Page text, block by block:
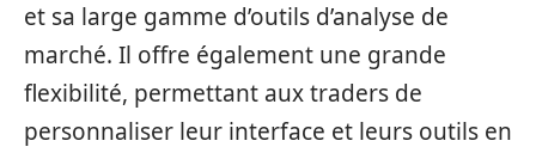
et sa large gamme d’outils d’analyse de
marché. Il offre également une grande
flexibilité, permettant aux traders de
personnaliser leur interface et leurs outils en